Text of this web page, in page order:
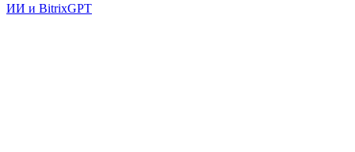
ИИ и BitrixGPT